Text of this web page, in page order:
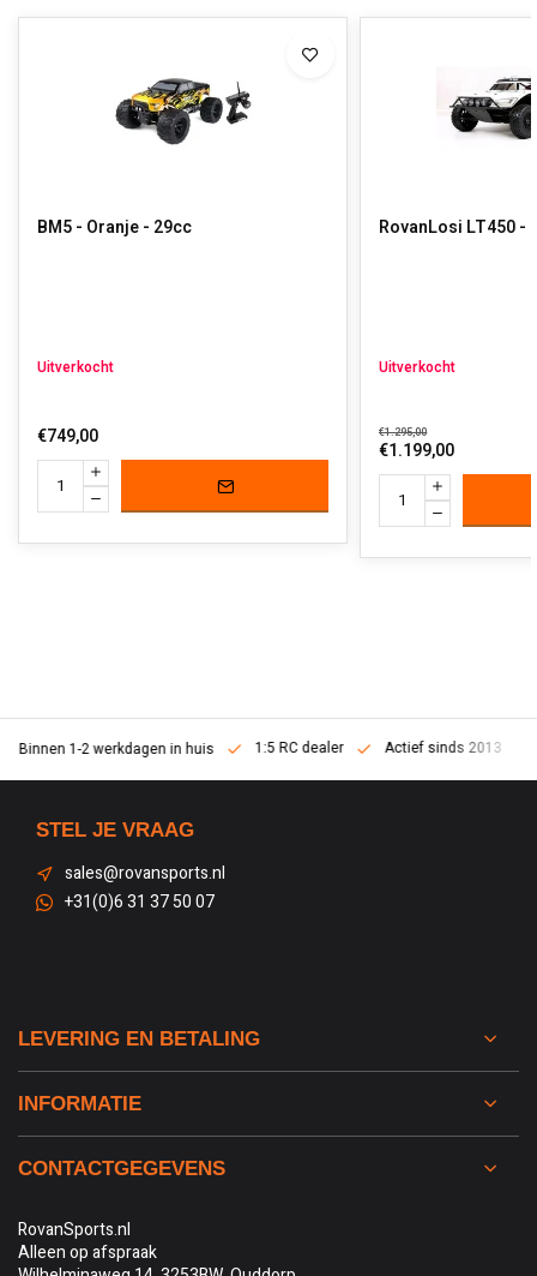
BM5 - Oranje - 29cc
Uitverkocht
€749,00
RovanLosi LT450 -
Uitverkocht
€1.295,00
€1.199,00
Binnen 1-2 werkdagen in huis 1:5 RC dealer Actief sinds 2013
STEL JE VRAAG
sales@rovansports.nl
+31(0)6 31 37 50 07
LEVERING EN BETALING
INFORMATIE
CONTACTGEGEVENS
RovanSports.nl
Alleen op afspraak